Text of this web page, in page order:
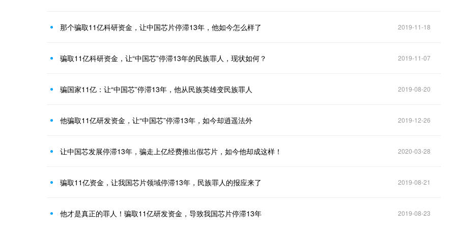
那个骗取11亿科研资金，让中国芯片停滞13年，他如今怎么样了 2019-11-18
骗取11亿科研资金，让“中国芯”停滞13年的民族罪人，现状如何？ 2019-11-07
骗国家11亿：让“中国芯”停滞13年，他从民族英雄变民族罪人 2019-08-20
他骗取11亿研发资金，让“中国芯”停滞13年，如今却逍遥法外 2019-12-26
让中国芯发展停滞13年，骗走上亿经费推出假芯片，如今他却成这样！ 2020-03-28
骗取11亿资金，让我国芯片领域停滞13年，民族罪人的报应来了 2019-08-21
他才是真正的罪人！骗取11亿研发资金，导致我国芯片停滞13年 2019-08-23